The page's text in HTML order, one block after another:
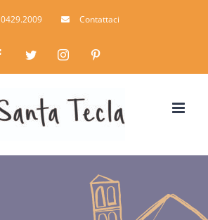
0429.2009 Contattaci
FacebookTwitterInstagram